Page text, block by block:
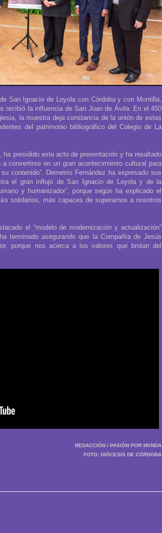
San Ignacio de Loyola con Córdoba y con Montilla,
recibió la influencia de San Juan de Ávila. En el 450
la muestra deja constancia de la unión de estas
del patrimonio bibliográfico del Colegio de La
ha presidido este acto de presentación y ha resaltado
convertirse en un gran acontecimiento cultural para
contenido”. Demetrio Fernández ha expresado sus
el gran influjo de San Ignacio de Loyola y de la
y humanizador”, porque según ha explicado el
solidarios, más capaces de superarnos a nosotros
el “modelo de modernización y actualización”
terminado asegurando que la Compañía de Jesús
porque nos acerca a los valores que brotan del
REDACCIÓN / PASIÓN POR MVNDA
FOTO: DIÓCESIS DE CÓRDOBA